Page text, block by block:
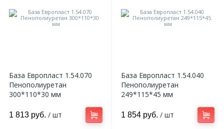
База Европласт 1.54.070
Пенополиуретан
300*110*30 мм
1 813 руб. / шт
База Европласт 1.54.040
Пенополиуретан
249*115*45 мм
1 854 руб. / шт